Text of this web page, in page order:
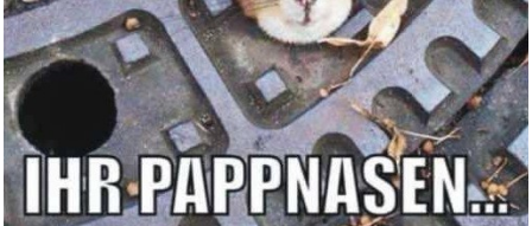
Harry Potter and the Philosoph...
Anzeige